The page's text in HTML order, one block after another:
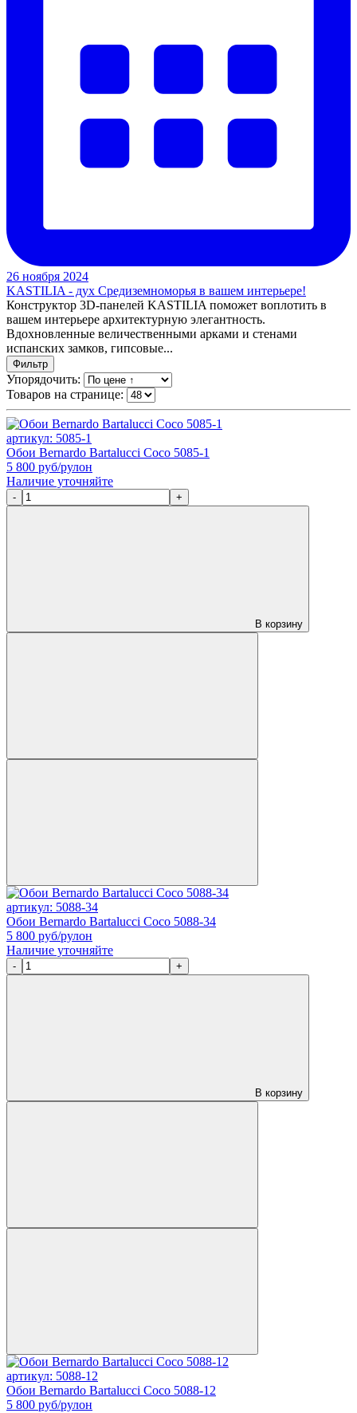
26 ноября 2024
KASTILIA - дух Средиземноморья в вашем интерьере!
Конструктор 3D-панелей KASTILIA поможет воплотить в
вашем интерьере архитектурную элегантность.
Вдохновленные величественными арками и стенами
испанских замков, гипсовые...
Фильтр
Упорядочить:
Товаров на странице:
артикул: 5085-1
Обои Bernardo Bartalucci Coco 5085-1
5 800 руб/рулон
Наличие уточняйте
- +
В корзину
артикул: 5088-34
Обои Bernardo Bartalucci Coco 5088-34
5 800 руб/рулон
Наличие уточняйте
- +
В корзину
артикул: 5088-12
Обои Bernardo Bartalucci Coco 5088-12
5 800 руб/рулон